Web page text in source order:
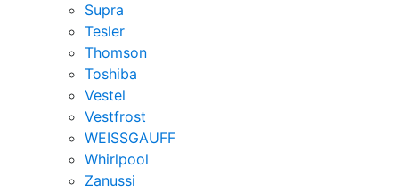
Supra
Tesler
Thomson
Toshiba
Vestel
Vestfrost
WEISSGAUFF
Whirlpool
Zanussi